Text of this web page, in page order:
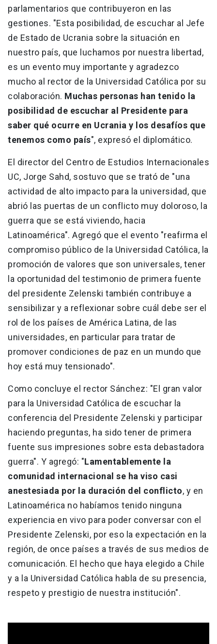
parlamentarios que contribuyeron en las
gestiones. "Esta posibilidad, de escuchar al Jefe
de Estado de Ucrania sobre la situación en
nuestro país, que luchamos por nuestra libertad,
es un evento muy importante y agradezco
mucho al rector de la Universidad Católica por su
colaboración. Muchas personas han tenido la
posibilidad de escuchar al Presidente para
saber qué ocurre en Ucrania y los desafíos que
tenemos como país", expresó el diplomático.
El director del Centro de Estudios Internacionales
UC, Jorge Sahd, sostuvo que se trató de "una
actividad de alto impacto para la universidad, que
abrió las puertas de un conflicto muy doloroso, la
guerra que se está viviendo, hacia
Latinoamérica". Agregó que el evento "reafirma el
compromiso público de la Universidad Católica, la
promoción de valores que son universales, tener
la oportunidad del testimonio de primera fuente
del presidente Zelenski también contribuye a
sensibilizar y a reflexionar sobre cuál debe ser el
rol de los países de América Latina, de las
universidades, en particular para tratar de
promover condiciones de paz en un mundo que
hoy está muy tensionado".
Como concluye el rector Sánchez: "El gran valor
para la Universidad Católica de escuchar la
conferencia del Presidente Zelenski y participar
haciendo preguntas, ha sido tener de primera
fuente sus impresiones sobre esta debastadora
guerra". Y agregó: "Lamentablemente la
comunidad internacional se ha viso casi
anestesiada por la duración del conflicto, y en
Latinoamérica no habíamos tenido ninguna
experiencia en vivo para poder conversar con el
Presidente Zelenski, por eso la expectación en la
región, de once países a través de sus medios de
comunicación. El hecho que haya elegido a Chile
y a la Universidad Católica habla de su presencia,
respeto y prestigio de nuestra institución".